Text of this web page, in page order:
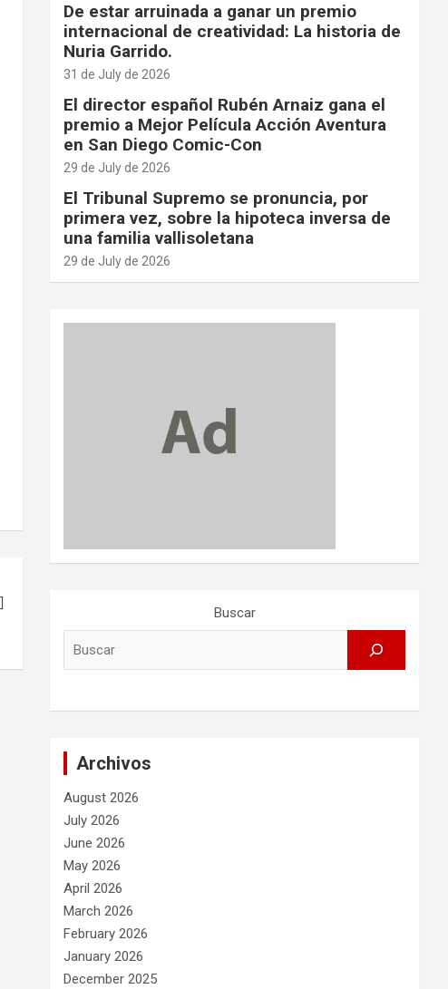
De estar arruinada a ganar un premio
internacional de creatividad: La historia de
Nuria Garrido.
31 de July de 2026
El director español Rubén Arnaiz gana el
premio a Mejor Película Acción Aventura
en San Diego Comic-Con
29 de July de 2026
El Tribunal Supremo se pronuncia, por
primera vez, sobre la hipoteca inversa de
una familia vallisoletana
29 de July de 2026
Buscar
Archivos
August 2026
July 2026
June 2026
May 2026
April 2026
March 2026
February 2026
January 2026
December 2025